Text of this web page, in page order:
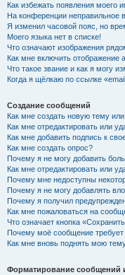
Как избежать появления моего
На конференции неправильное
Я изменил часовой пояс, но
Моего языка нет в списке!
Что означают изображения
Как мне включить отображение
Что такое звание и как я могу
Когда я щёлкаю по ссылке
Создание сообщений
Как мне создать новую тему
Как мне отредактировать или
Как мне добавить подпись к
Как мне создать опрос?
Почему я не могу добавить
Как мне отредактировать или
Почему мне недоступны
Почему я не могу добавлять
Почему я получил
Как мне пожаловаться на
Что означает кнопка
Почему моё сообщение требует
Как мне вновь поднять мою
Форматирование сообщений